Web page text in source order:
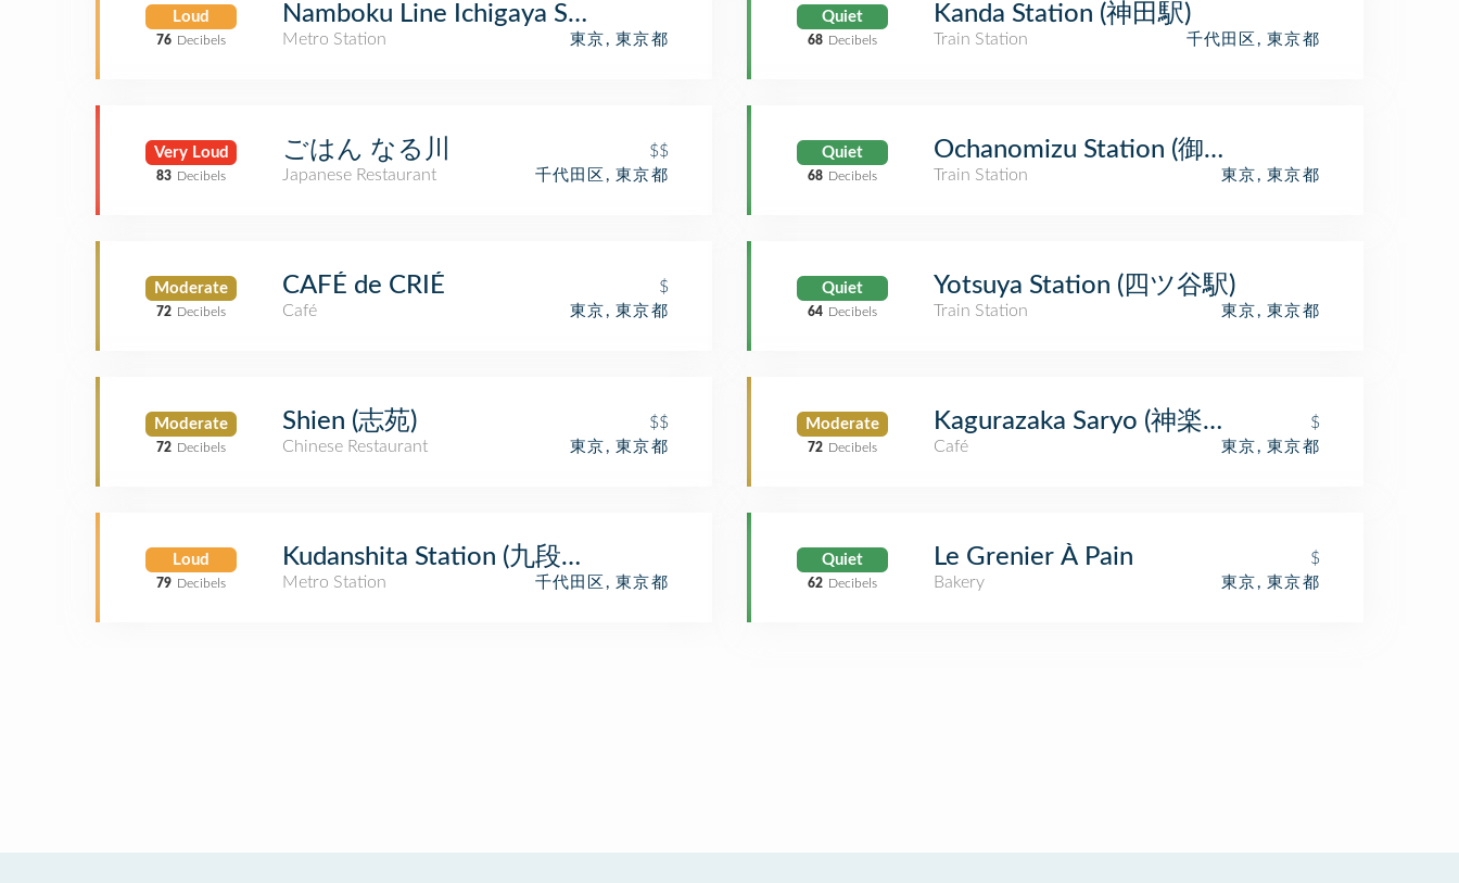
Loud
76 Decibels
Namboku Line Ichigaya Station (N09) (南北線 市ケ谷駅)
Metro Station 東京, 東京都
Very Loud
83 Decibels
ごはん なる川
$$
Japanese Restaurant
千代田区, 東京都
Moderate
72 Decibels
CAFÉ de CRIÉ
$
Café
東京, 東京都
Moderate
72 Decibels
Shien (志苑)
$$
Chinese Restaurant
東京, 東京都
Loud
79 Decibels
Kudanshita Station (九段下駅)
Metro Station 千代田区, 東京都
Quiet
68 Decibels
Kanda Station (神田駅)
Train Station 千代田区, 東京都
Quiet
68 Decibels
Ochanomizu Station (御茶ノ水駅)
Train Station 東京, 東京都
Quiet
64 Decibels
Yotsuya Station (四ツ谷駅)
Train Station 東京, 東京都
Moderate
72 Decibels
Kagurazaka Saryo (神楽坂 茶寮)
$
Café
東京, 東京都
Quiet
62 Decibels
Le Grenier À Pain
$
Bakery
東京, 東京都